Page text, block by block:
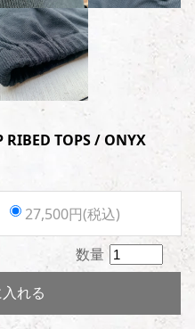
RIBED TOPS / ONYX
27,500円(税込)
数量
れる